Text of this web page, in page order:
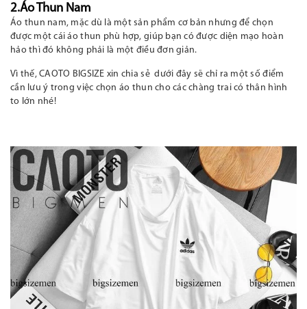
2.Áo Thun Nam
Áo thun nam, mặc dù là một sản phẩm cơ bản nhưng để chọn
được một cái áo thun phù hợp, giúp bạn có được diện mạo hoàn
hảo thì đó không phải là một điều đơn giản.
Vì thế, CAOTO BIGSIZE xin chia sẻ dưới đây sẽ chỉ ra một số điểm
cần lưu ý trong việc chọn áo thun cho các chàng traicó thân hình
to lớn nhé!